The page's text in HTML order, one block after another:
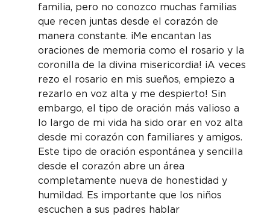
familia, pero no conozco muchas familias
que recen juntas desde el corazón de
manera constante. ¡Me encantan las
oraciones de memoria como el rosario y la
coronilla de la divina misericordia! ¡A veces
rezo el rosario en mis sueños, empiezo a
rezarlo en voz alta y me despierto! Sin
embargo, el tipo de oración más valioso a
lo largo de mi vida ha sido orar en voz alta
desde mi corazón con familiares y amigos.
Este tipo de oración espontánea y sencilla
desde el corazón abre un área
completamente nueva de honestidad y
humildad. Es importante que los niños
escuchen a sus padres hablar